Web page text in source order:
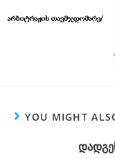
YOU MIGHT